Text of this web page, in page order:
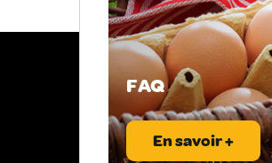
FAQ
En savoir +